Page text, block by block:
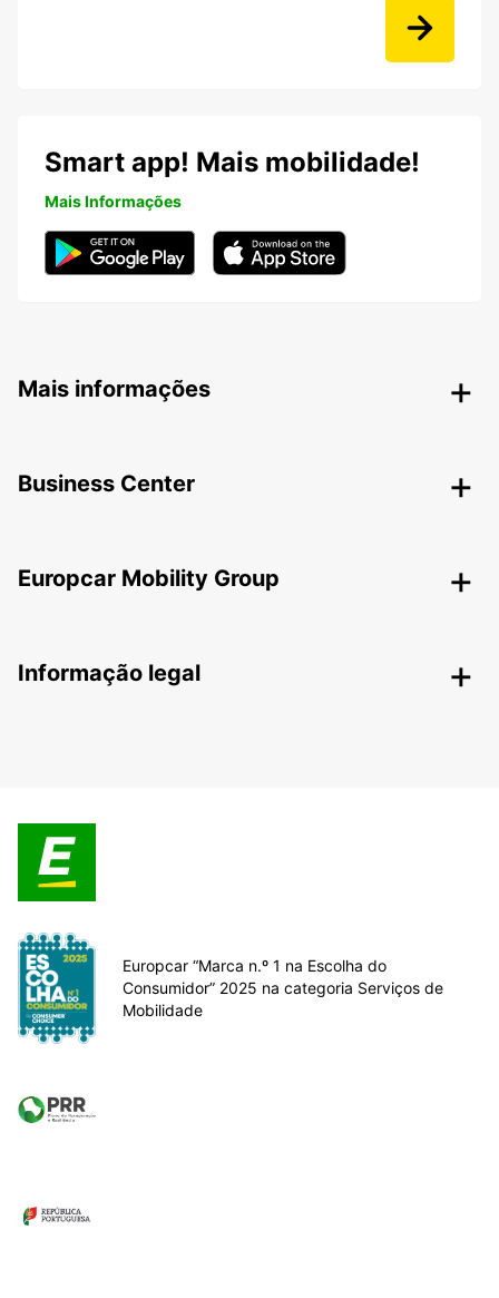
Smart app! Mais mobilidade!
Mais Informações
Mais informações
Business Center
Europcar Mobility Group
Informação legal
Europcar “Marca n.º 1 na Escolha do
Consumidor” 2025 na categoria Serviços de
Mobilidade